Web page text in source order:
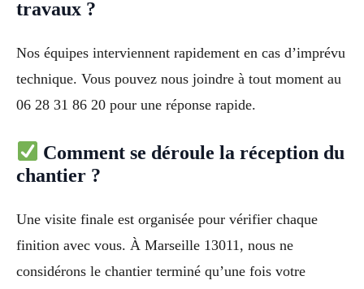
travaux ?
Nos équipes interviennent rapidement en cas d’imprévu
technique. Vous pouvez nous joindre à tout moment au
06 28 31 86 20 pour une réponse rapide.
Comment se déroule la réception du
chantier ?
Une visite finale est organisée pour vérifier chaque
finition avec vous. À Marseille 13011, nous ne
considérons le chantier terminé qu’une fois votre